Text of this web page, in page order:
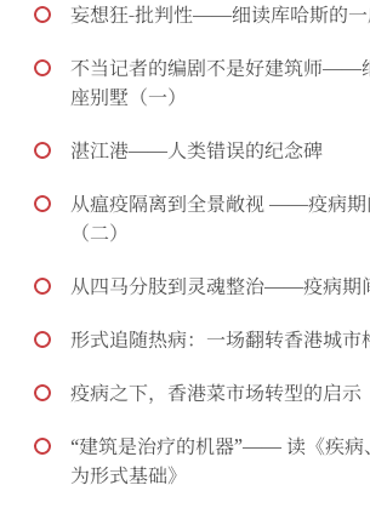
妄想狂-批判性——细读库哈斯的一
不当记者的编剧不是好建筑师——
座别墅（一）
湛江港——人类错误的纪念碑
从瘟疫隔离到全景敞视 ——疫病期
（二）
从四马分肢到灵魂整治——疫病期
形式追随热病：一场翻转香港城市
疫病之下，香港菜市场转型的启示
“建筑是治疗的机器”—— 读《疾病
为形式基础》